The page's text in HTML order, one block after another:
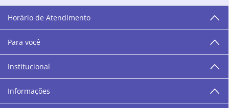
Cosméticos mantém parceria com aproximadamente
300 grandes fornecedores e lançamentos diários na
área de beleza. São 12 centros técnicos que oferecem
programação semanal de cursos e encontros.
“O varejo corre nas nossas veias como nossos valores
humanos, éticos e morais. E que o branco e o azul anil,
as cores da Danny Cosméticos, possam continuar
transmitindo paz e harmonia para todos vocês!”
Horário de Atendimento
Para você
Institucional
Informações